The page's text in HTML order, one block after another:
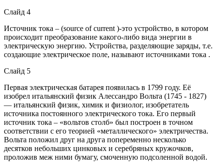
Слайд 4
Источник тока – (source of current )-это устройство, в котором
происходит преобразование какого-либо вида энергии в
электрическую энергию. Устройства, разделяющие заряды, т.е.
создающие электрическое поле, называют источниками тока .
Слайд 5
Первая электрическая батарея появилась в 1799 году. Её
изобрел итальянский физик Алессандро Вольта (1745 - 1827)
— итальянский физик, химик и физиолог, изобретатель
источника постоянного электрического тока. Его первый
источник тока – «вольтов столб» был построен в точном
соответствии с его теорией «металлического» электричества.
Вольта положил друг на друга попеременно несколько
десятков небольших цинковых и серебряных кружочков,
проложив меж ними бумагу, смоченную подсоленной водой.